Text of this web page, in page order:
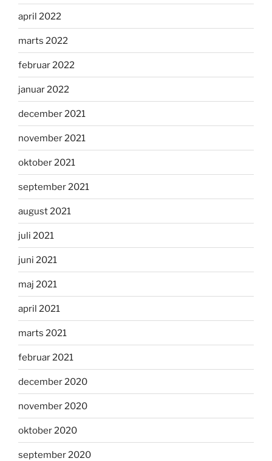
april 2022
marts 2022
februar 2022
januar 2022
december 2021
november 2021
oktober 2021
september 2021
august 2021
juli 2021
juni 2021
maj 2021
april 2021
marts 2021
februar 2021
december 2020
november 2020
oktober 2020
september 2020